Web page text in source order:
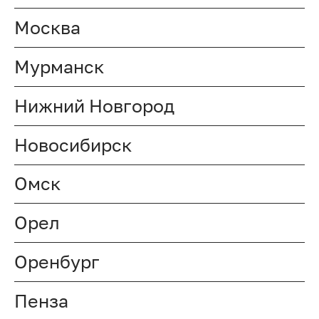
Москва
Мурманск
Нижний Новгород
Новосибирск
Омск
Орел
Оренбург
Пенза